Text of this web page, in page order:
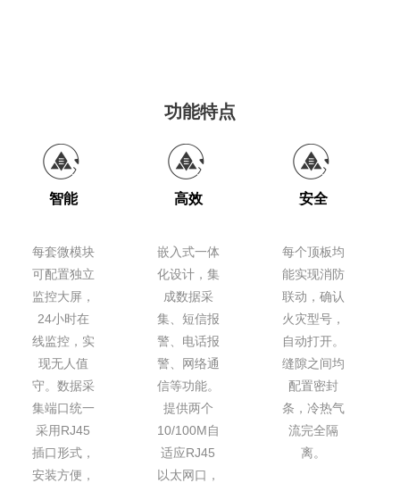
功能特点
智能
每套微模块
可配置独立
监控大屏，
24小时在
线监控，实
现无人值
守。数据采
集端口统一
采用RJ45
插口形式，
安装方便，
高效
嵌入式一体
化设计，集
成数据采
集、短信报
警、电话报
警、网络通
信等功能。
提供两个
10/100M自
适应RJ45
以太网口，
安全
每个顶板均
能实现消防
联动，确认
火灾型号，
自动打开。
缝隙之间均
配置密封
条，冷热气
流完全隔
离。